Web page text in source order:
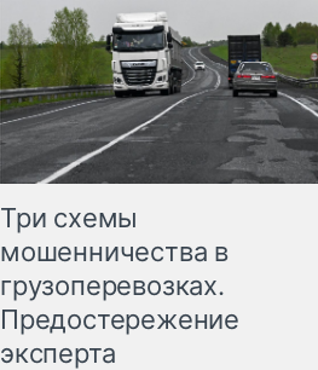
Три схемы
мошенничества в
грузоперевозках.
Предостережение
эксперта